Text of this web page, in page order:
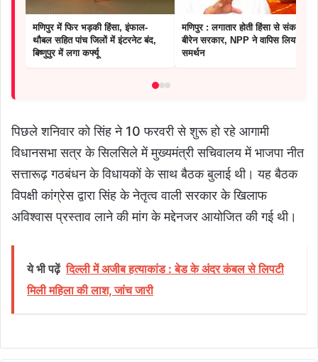
मणिपुर में फिर भड़की हिंसा, इंफाल-
थौबल सहित पांच जिलों में इंटरनेट बंद,
बिष्णुपुर में लगा कर्फ्यू
मणिपुर : लगातार होती हिंसा से संकट में
बीरेन सरकार, NPP ने वापिस लिया
समर्थन
पिछले शनिवार को सिंह ने 10 फरवरी से शुरू हो रहे आगामी
विधानसभा सत्र के सिलसिले में मुख्यमंत्री सचिवालय में भाजपा नीत
सत्तारूढ़ गठबंधन के विधायकों के साथ बैठक बुलाई थी। यह बैठक
विपक्षी कांग्रेस द्वारा सिंह के नेतृत्व वाली सरकार के खिलाफ
अविश्वास प्रस्ताव लाने की मांग के मद्देनजर आयोजित की गई थी।
ये भी पढ़ें दिल्ली में अजीब हत्याकांड : बेड के अंदर कंबल से लिपटी
मिली महिला की लाश, जांच जारी